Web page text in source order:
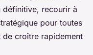
définitive, recourir à
pour toutes
de croître rapidement